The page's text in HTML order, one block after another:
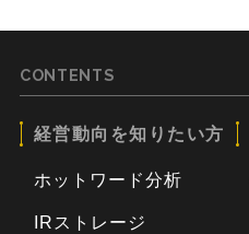
CONTENTS
経営動向を知りたい方
ホットワード分析
IRストレージ